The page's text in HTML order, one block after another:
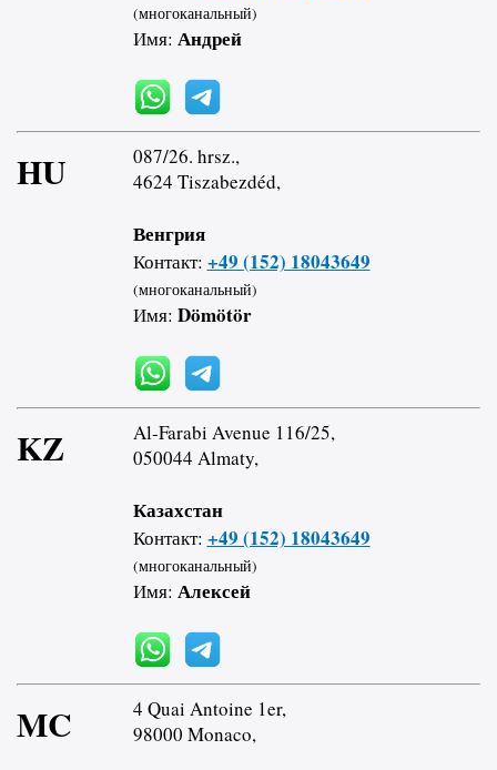
(многоканальный)
Имя: Андрей
HU
087/26. hrsz.,
4624 Tiszabezdéd,
Венгрия
Контакт: +49 (152) 18043649
(многоканальный)
Имя: Dömötör
KZ
Al-Farabi Avenue 116/25,
050044 Almaty,
Казахстан
Контакт: +49 (152) 18043649
(многоканальный)
Имя: Алексей
MC
4 Quai Antoine 1er,
98000 Monaco,